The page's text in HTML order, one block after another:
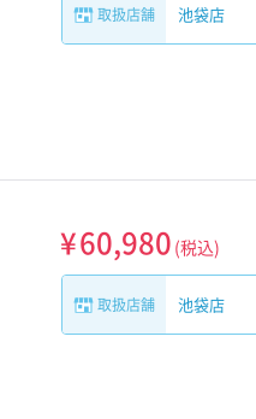
取扱店舗 池袋店
¥60,980 (税込)
取扱店舗 池袋店